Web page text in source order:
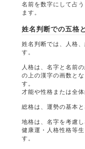
名前を数字にして占
ます。
姓名判断での五格
姓名判断では、人格
す。
人格は、名字と名前
の上の漢字の画数と
す。
才能や性格または全
総格は、運勢の基本
地格は、名字を考慮し
健康運・人格性格等
す。